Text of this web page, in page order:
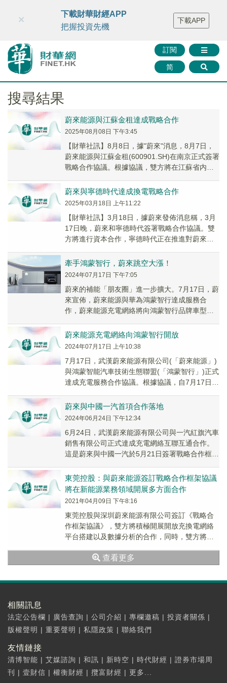
財華智庫網 FINTV FINMETA 財華證券 媒體矩陣
智庫沙龍
聯絡我們
訂閱
简
×
下載財華財經APP
把握投資先機
下載APP
搜尋結果
蔚來能源與江蘇金租達成戰略合作
2025年08月08日 下午3:45
【財華社訊】8月8日，據"蔚來"消息，8月7日，
蔚來能源與江蘇金租(600901.SH)在南京正式簽署
戰略合作協議。根據協議，雙方將在江蘇省内共
蔚來與寧德時代達成換電戰略合作
2025年03月18日 上午11:22
【財華社訊】3月18日，據蔚來發佈消息稱，3月
17日晚，蔚來和寧德時代簽署戰略合作協議。雙
方將進行資本合作，寧德時代正在推進對蔚來能
雙...
牽手鴻蒙智行，蔚來跳空大漲！
2024年07月17日 下午7:05
蔚來的補能「朋友圈」進一步擴大。7月17日，蔚
來宣佈，蔚來能源與華為鴻蒙智行達成服務合
作，蔚來能源充電網絡將向鴻蒙智行品牌車型
國範圍查找...
蔚來能源充電網絡向鴻蒙智行開放
2024年07月17日 上午10:38
7月17日，武漢蔚來能源有限公司(「蔚來能源」)
與鴻蒙智能汽車技術生態聯盟(「鴻蒙智行」)正式
達成充電服務合作協議。根據協議，自7月17日
蔚來與中國一汽首項合作落地
2024年06月24日 下午12:34
6月24日，武漢蔚來能源有限公司與一汽紅旗汽車
銷售有限公司正式達成充電網絡互聯互通合作。
這是蔚來與中國一汽於5月21日簽署戰略合作框架
全...
東莞控股：與蔚來能源簽訂戰略合作框架協議
將在新能源業務領域開展多方面合作
2021年04月09日 下午8:16
東莞控股與深圳蔚來能源有限公司簽訂《戰略合
作框架協議》，雙方將積極開展開放充換電網絡
平台搭建以及數據分析的合作，同時，雙方將結
業務領域開...查看更多
相關訊息
法定公告欄 | 廣告查詢 | 公司介紹 | 專欄邀稿 | 投資者關係 |
版權聲明 | 重要聲明 | 私隱政策 | 聯絡我們
友情鏈接
清博智能 | 艾媒諮詢 | 和訊 | 新時空 | 時代財經 | 證券市場周
刊
| 壹財信 | 權衡財經 | 攬富財經 | 更多...